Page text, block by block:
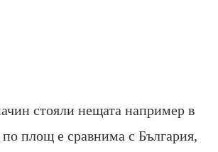
стояли нещата например в
площ е сравнима с България,